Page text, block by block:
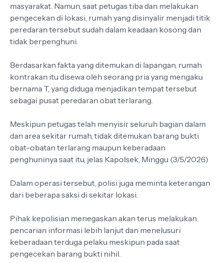
masyarakat. Namun, saat petugas tiba dan melakukan
pengecekan di lokasi, rumah yang disinyalir menjadi titik
peredaran tersebut sudah dalam keadaan kosong dan
tidak berpenghuni.
Berdasarkan fakta yang ditemukan di lapangan, rumah
kontrakan itu disewa oleh seorang pria yang mengaku
bernama T, yang diduga menjadikan tempat tersebut
sebagai pusat peredaran obat terlarang.
Meskipun petugas telah menyisir seluruh bagian dalam
dan area sekitar rumah, tidak ditemukan barang bukti
obat-obatan terlarang maupun keberadaan
penghuninya saat itu, jelas Kapolsek, Minggu (3/5/2026)
Dalam operasi tersebut, polisi juga meminta keterangan
dari beberapa saksi di sekitar lokasi.
Pihak kepolisian menegaskan akan terus melakukan
pencarian informasi lebih lanjut dan menelusuri
keberadaan terduga pelaku meskipun pada saat
pengecekan barang bukti nihil.